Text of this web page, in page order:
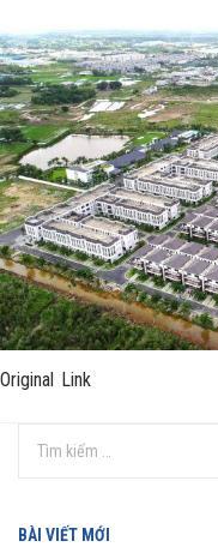
Original Link
BÀI VIẾT MỚI